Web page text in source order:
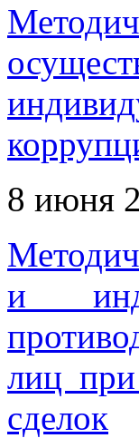
8 июня
и
лиц
сделок